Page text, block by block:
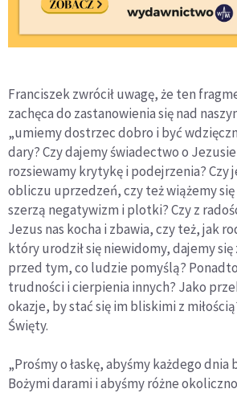
Franciszek zwrócił uwagę, że ten
zachęca do zastanowienia się nad
„umiemy dostrzec dobro i być
dary? Czy dajemy świadectwo o
rozsiewamy krytykę i podejrzenia? Czy
obliczu uprzedzeń, czy też wiążemy
szerzą negatywizm i plotki? Czy z
Jezus nas kocha i zbawia, czy też, jak
który urodził się niewidomy, dajemy
przed tym, co ludzie pomyślą?
trudności i cierpienia innych? Jako
okazje, by stać się im bliskimi z
Święty.
„Prośmy o łaskę, abyśmy każdego
Bożymi darami i abyśmy różne